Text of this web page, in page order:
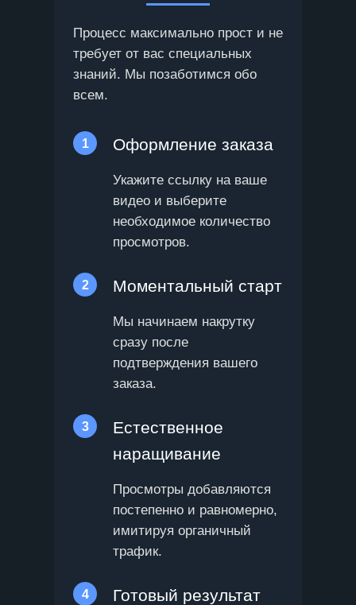
Процесс максимально прост и не
требует от вас специальных
знаний. Мы позаботимся обо
всем.
1 Оформление заказа
Укажите ссылку на ваше
видео и выберите
необходимое количество
просмотров.
2 Моментальный старт
Мы начинаем накрутку
сразу после
подтверждения вашего
заказа.
3
Естественное
наращивание
Просмотры добавляются
постепенно и равномерно,
имитируя органичный
трафик.
4 Готовый результат